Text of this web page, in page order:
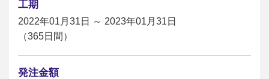
工期
2022年01月31日 ～ 2023年01月31日
（365日間）
発注金額